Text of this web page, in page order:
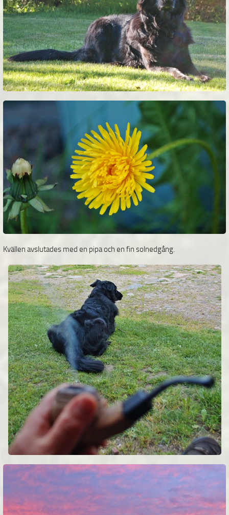
Kvällen avslutades med en pipa och en fin solnedgång.